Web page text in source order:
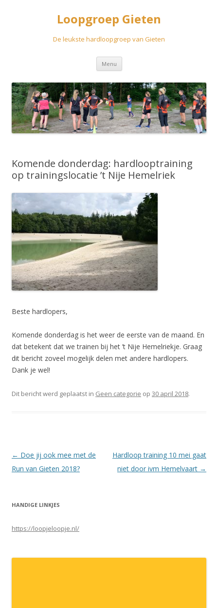
Loopgroep Gieten
De leukste hardloopgroep van Gieten
Menu Spring
inhoud
Komende donderdag: hardlooptraining
op trainingslocatie ’t Nije Hemelriek
Beste hardlopers,
Komende donderdag is het weer de eerste van de maand. En
dat betekent dat we trainen bij het ’t Nije Hemelriekje. Graag
dit bericht zoveel mogelijk delen met andere hardlopers.
Dank je wel!
Dit bericht werd geplaatst in Geen categorie op 30 april 2018.
Berichtnavigatie
← Doe jij ook mee met de
Run van Gieten 2018?
Hardloop training 10 mei gaat
niet door ivm Hemelvaart →
HANDIGE LINKJES
https://loopjeloopje.nl/